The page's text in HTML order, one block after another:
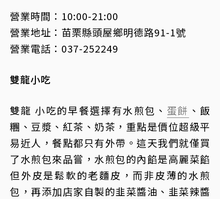
營業時間：10:00-21:00
營業地址：苗栗縣頭屋鄉明德路91-1號
營業電話：037-252249
雙龍小吃
雙龍 小吃的早餐選擇有水煎包、 蛋餅 、飯
糰、豆漿、紅茶、奶茶，重點是價位超級平
易近人，餐點都只有外帶。這天我們就僅買
了水煎包來品嘗，水煎包的內餡是高麗菜餡
但外皮是鬆軟的老麵皮，而非皮薄的水煎
包，再添加店家自製的韭菜醬油、韭菜辣醬